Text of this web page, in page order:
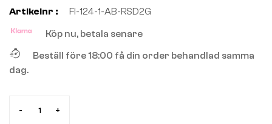
Artikelnr :
FI-124-1-AB-RSD2G
Köp nu, betala senare
Beställ före 18:00 få din order behandlad samma
dag.
- +